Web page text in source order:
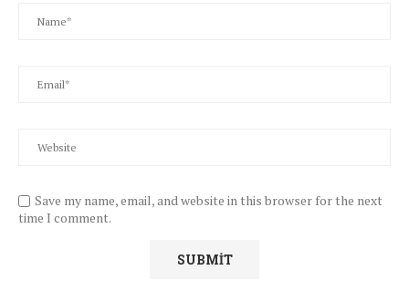
Save my name, email, and website in this browser for the next
time I comment.